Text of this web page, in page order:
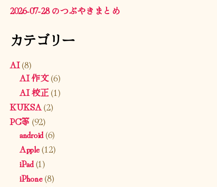
2026-07-28 のつぶやきまとめ
カテゴリー
AI(8)
AI 作文(6)
AI 校正(1)
KUKSA(2)
PC等(92)
android(6)
Apple(12)
iPad(1)
iPhone(8)